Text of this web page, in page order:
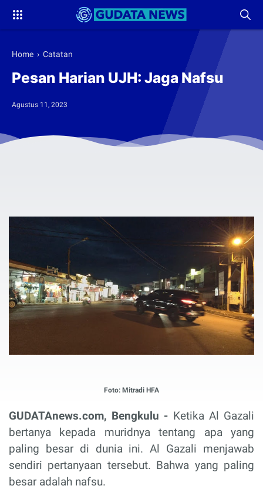
Home › Catatan
Pesan Harian UJH: Jaga Nafsu
Agustus 11, 2023
Foto: Mitradi HFA
GUDATAnews.com, Bengkulu - Ketika Al Gazali
bertanya kepada muridnya tentang apa yang
paling besar di dunia ini. Al Gazali menjawab
sendiri pertanyaan tersebut. Bahwa yang paling
besar adalah nafsu.